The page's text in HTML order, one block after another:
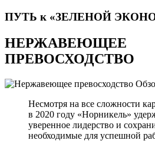
ПУТЬ к «ЗЕЛЕНОЙ
НЕРЖАВЕЮЩЕЕ
ПРЕВОСХОДСТВО
Несмотря на все сложности
в 2020 году «Норникель»
уверенное лидерство и
необходимые для успешной